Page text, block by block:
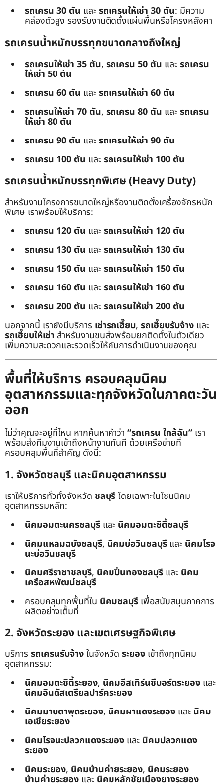
รถเครน 30 ตัน และรถเครนให้เช่า 30 ตัน: มีความ
คล่องตัวสูง รองรับงานติดตั้งแผ่นพื้นหรือโครงหลังคา
รถเครนน้ำหนักบรรทุกขนาดกลางถึงใหญ่
รถเครนให้เช่า 35 ตัน, รถเครน 50 ตัน และรถเครน
ให้เช่า 50 ตัน
รถเครน 60 ตัน และรถเครนให้เช่า 60 ตัน
รถเครนให้เช่า 70 ตัน, รถเครน 80 ตัน และรถเครน
ให้เช่า 80 ตัน
รถเครน 90 ตัน และรถเครนให้เช่า 90 ตัน
รถเครน 100 ตัน และรถเครนให้เช่า 100 ตัน
รถเครนน้ำหนักบรรทุกพิเศษ (Heavy Duty)
สำหรับงานโครงการขนาดใหญ่หรืองานติดตั้งเครื่องจักรหนัก
พิเศษ เราพร้อมให้บริการ:
รถเครน 120 ตัน และรถเครนให้เช่า 120 ตัน
รถเครน 130 ตัน และรถเครนให้เช่า 130 ตัน
รถเครน 150 ตัน และรถเครนให้เช่า 150 ตัน
รถเครน 160 ตัน และรถเครนให้เช่า 160 ตัน
รถเครน 200 ตัน และรถเครนให้เช่า 200 ตัน
นอกจากนี้ เรายังมีบริการ เช่ารถเฮี๊ยบ, รถเฮี๊ยบรับจ้าง และ
รถเฮี๊ยบให้เช่า สำหรับงานขนส่งพร้อมยกติดตั้งในตัวเดียว
เพิ่มความสะดวกและรวดเร็วให้กับการดำเนินงานของคุณ
พื้นที่ให้บริการ ครอบคลุมนิคม
อุตสาหกรรมและทุกจังหวัดในภาคตะวัน
ออก
ไม่ว่าคุณจะอยู่ที่ไหน หากค้นหาคำว่า “รถเครน ใกล้ฉัน” เรา
พร้อมส่งทีมงานเข้าถึงหน้างานทันที ด้วยเครือข่ายที่
ครอบคลุมพื้นที่สำคัญ ดังนี้:
1. จังหวัดชลบุรี และนิคมอุตสาหกรรม
เราให้บริการทั่วทั้งจังหวัด ชลบุรีโดยเฉพาะในโซนนิคม
อุตสาหกรรมหลัก:
นิคมอมตะนครชลบุรี และ นิคมอมตะซิตี้ชลบุรี
นิคมแหลมฉบังชลบุรี, นิคมบ่อวินชลบุรี และ นิคมโรจ
นะบ่อวินชลบุรี
นิคมศรีราชาชลบุรี, นิคมปิ่นทองชลบุรี และ นิคม
เครือสหพัฒน์ชลบุรี
ครอบคลุมทุกพื้นที่ใน นิคมชลบุรี เพื่อสนับสนุนภาคการ
ผลิตอย่างเต็มที่
2. จังหวัดระยอง และเขตเศรษฐกิจพิเศษ
บริการ รถเครนรับจ้างในจังหวัด ระยอง เข้าถึงทุกนิคม
อุตสาหกรรม:
นิคมอมตะซิตี้ระยอง, นิคมอีสเทิร์นซีบอร์ดระยอง และ
นิคมอินดัสเตรียลปาร์คระยอง
นิคมมาบตาพุดระยอง, นิคมผาแดงระยอง และ นิคม
เอเชียระยอง
นิคมโรจนะปลวกแดงระยอง และ นิคมปลวกแดง
ระยอง
นิคมระยอง, นิคมบ้านค่ายระยอง, นิคมระยอง
บ้านค่ายระยอง และ นิคมหลักชัยเมืองยางระยอง